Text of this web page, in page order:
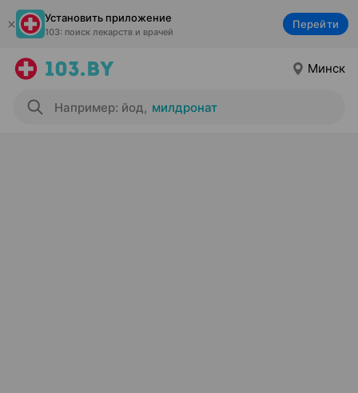
Установить приложение
103: поиск лекарств и врачей
Перейти
Минск
Например: йод, милдронат